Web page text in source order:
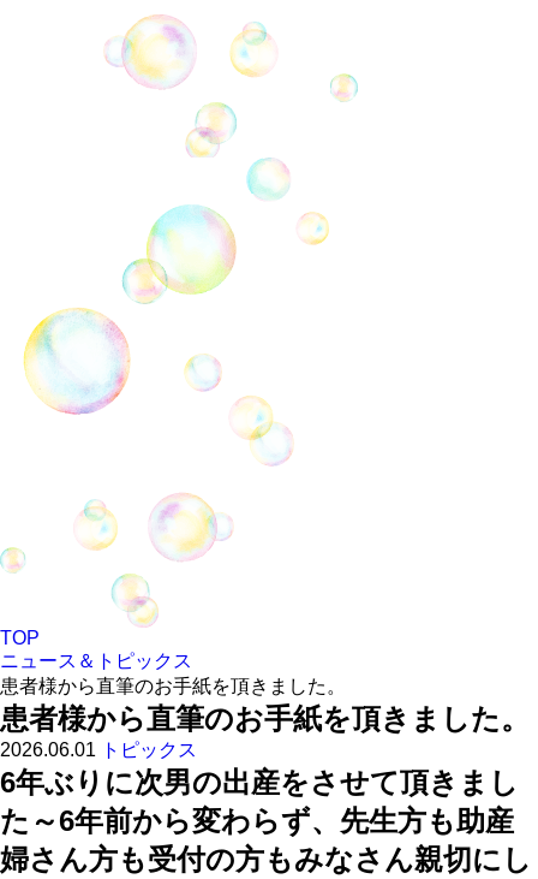
TOP
ニュース＆トピックス
患者様から直筆のお手紙を頂きました。
患者様から直筆のお手紙を頂きました。
2026.06.01 トピックス
6年ぶりに次男の出産をさせて頂きまし
た～6年前から変わらず、先生方も助産
婦さん方も受付の方もみなさん親切にし